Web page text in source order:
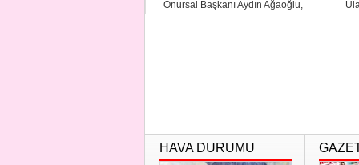
Onursal Başkanı Aydın Ağaoğlu,
HAVA DURUMU